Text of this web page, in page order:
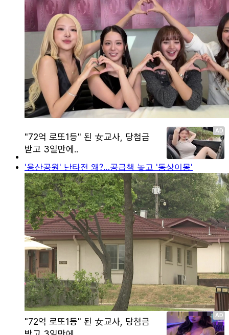
'용산공원' 난타전 왜?…공급책 놓고 '동상이몽'